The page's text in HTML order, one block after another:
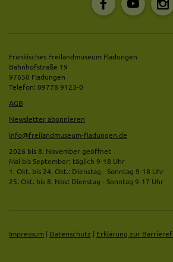
Fränkisches Freilandmuseum Fladungen
Bahnhofstraße 19
97650 Fladungen
Telefon: 09778 9123-0
AGB
Newsletter abonnieren
info@freilandmuseum-fladungen.de
2026 bis 8. November geöffnet
Mai bis September: täglich 9-18 Uhr
1. Okt. bis 24. Okt.: Dienstag - Sonntag 9-18 Uhr
25. Okt. bis 8. Nov: Dienstag - Sonntag 9-17 Uhr
Impressum | Datenschutz | Erklärung zur